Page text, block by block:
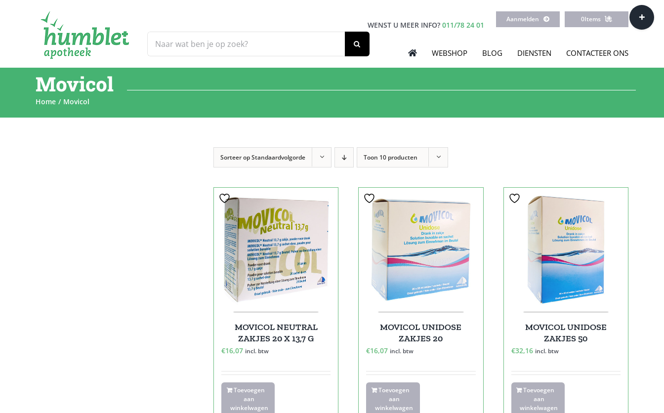
naar:
WENST U MEER INFO? 011/78 24 01
Aanmelden 0Items
WEBSHOP BLOG DIENSTEN CONTACTEER ONS
Movicol
Home Movicol
Sorteer opStandaardvolgorde Toon 10 producten
MOVICOL NEUTRAL
ZAKJES 20 X 13,7 G
€16,07 incl. btw
Toevoegen
aan
winkelwagen
MOVICOL UNIDOSE
ZAKJES 20
€16,07 incl. btw
Toevoegen
aan
winkelwagen
MOVICOL UNIDOSE
ZAKJES 50
€32,16 incl. btw
Toevoegen
aan
winkelwagen
Toggle
Sliding